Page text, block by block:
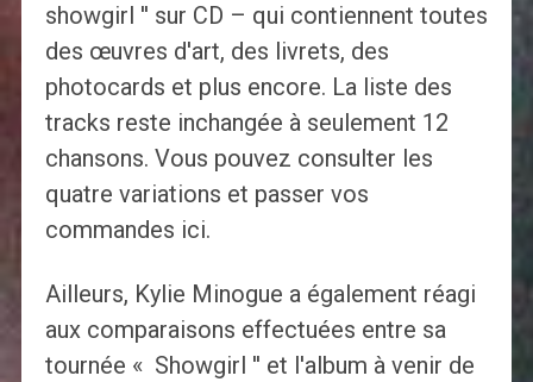
showgirl '' sur CD – qui contiennent toutes
des œuvres d'art, des livrets, des
photocards et plus encore. La liste des
tracks reste inchangée à seulement 12
chansons. Vous pouvez consulter les
quatre variations et passer vos
commandes ici.
Ailleurs, Kylie Minogue a également réagi
aux comparaisons effectuées entre sa
tournée « Showgirl '' et l'album à venir de